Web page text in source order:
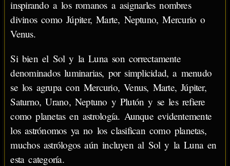
inspirando a los romanos a asignarles nombres
divinos como Júpiter, Marte, Neptuno, Mercurio o
Venus.
Si bien el Sol y la Luna son correctamente
denominados luminarias, por simplicidad, a menudo
se los agrupa con Mercurio, Venus, Marte, Júpiter,
Saturno, Urano, Neptuno y Plutón y se les refiere
como planetas en astrología. Aunque evidentemente
los astrónomos ya no los clasifican como planetas,
muchos astrólogos aún incluyen al Sol y la Luna en
esta categoría.